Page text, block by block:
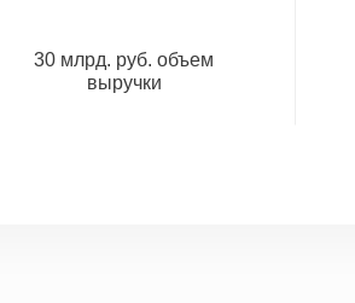
30 млрд. руб. объем
выручки